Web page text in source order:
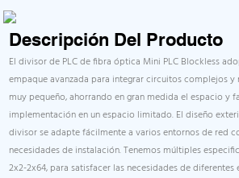
Descripción Del Producto
El divisor de PLC de fibra óptica Mini PLC Blockless
empaque avanzada para integrar circuitos complejos
muy pequeño, ahorrando en gran medida el espacio y
implementación en un espacio limitado. El diseño
divisor se adapte fácilmente a varios entornos de red
necesidades de instalación. Tenemos múltiples
2x2-2x64, para satisfacer las necesidades de diferentes